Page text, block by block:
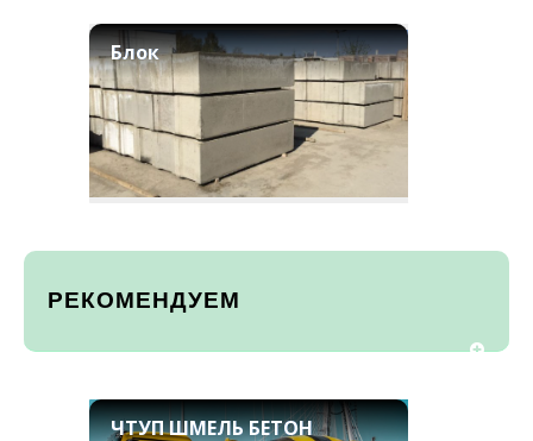
Блок
РЕКОМЕНДУЕМ
ЧТУП ШМЕЛЬ БЕТОН